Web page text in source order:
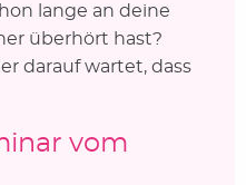
lange an deine
überhört hast?
darauf wartet, dass
vom